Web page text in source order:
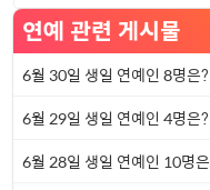
연예 관련 게시물
6월 30일 생일 연예인 8명은
6월 29일 생일 연예인 4명은
6월 28일 생일 연예인 10명